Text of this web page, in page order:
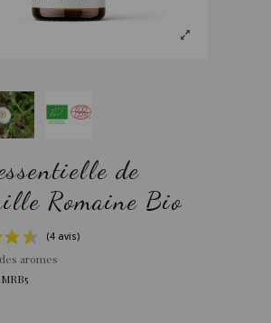
de
Romaine Bio
aromes